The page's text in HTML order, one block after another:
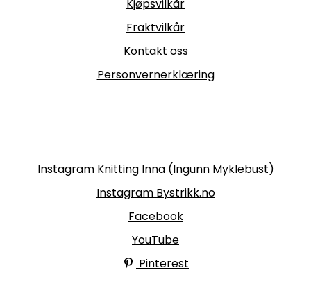
Kjøpsvilkår
Fraktvilkår
Kontakt oss
Personvernerklæring
Instagram Knitting Inna (Ingunn Myklebust)
Instagram Bystrikk.no
Facebook
YouTube
Pinterest